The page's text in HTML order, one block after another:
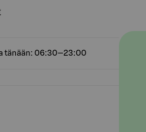
tänään: 06:30—23:00